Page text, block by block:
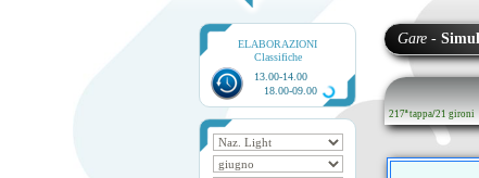
ELABORAZIONI
Classifiche
13.00-14.00
18.00-09.00
Gare -
217ª tappa/21 gironi